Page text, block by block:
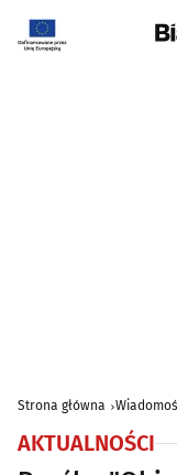
Strona główna
AKTUALNOŚCI